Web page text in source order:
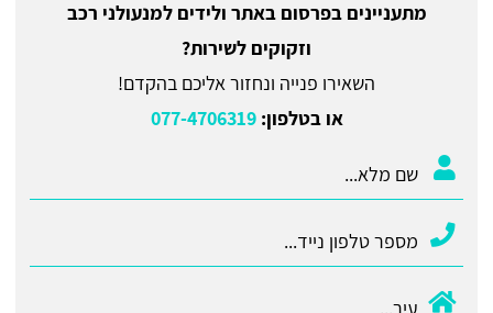
מתעניינים בפרסום באתר ולידים למנעולני רכב
וזקוקים לשירות?
השאירו פנייה ונחזור אליכם בהקדם!
או בטלפון:077-4706319